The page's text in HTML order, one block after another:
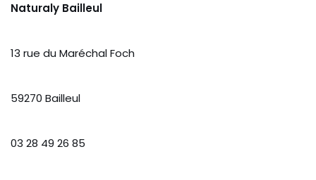
Naturaly Bailleul
13 rue du Maréchal Foch
59270 Bailleul
03 28 49 26 85